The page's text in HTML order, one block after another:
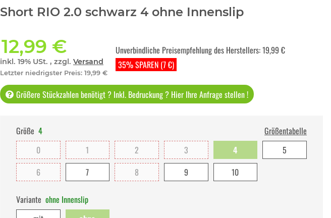
Short RIO 2.0 schwarz 4 ohne Innenslip
12,99 €
inkl. 19% USt. , zzgl. Versand
Letzter niedrigster Preis: 19,99 €
35% SPAREN (7 €)
Unverbindliche Preisempfehlung des Herstellers:19,99 €
Größere Stückzahlen benötigt ? Inkl. Bedruckung ? Hier Ihre Anfrage stellen !
Größe 4
Größentabelle
0
1 2 3 4
5
6
7 8 9 10
Variante ohne Innenslip